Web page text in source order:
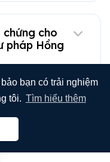
bạn có trải nghiệm
tôi. Tìm hiểu thêm
cho
pháp Hồng
học tập từ
nhau ở Hồng